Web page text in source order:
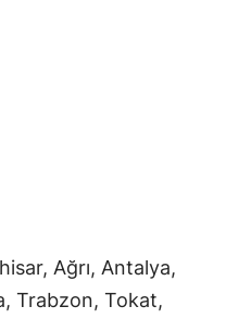
Ağrı, Antalya,
Trabzon, Tokat,